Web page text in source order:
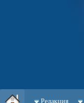
Редакция